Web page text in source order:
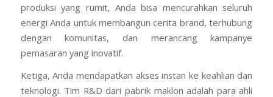
produksi yang rumit, Anda bisa mencurahkan seluruh
energi Anda untuk membangun cerita brand, terhubung
dengan komunitas, dan merancang kampanye
pemasaran yang inovatif.
Ketiga, Anda mendapatkan akses instan ke keahlian dan
teknologi. Tim R&D dari pabrik maklon adalah para ahli